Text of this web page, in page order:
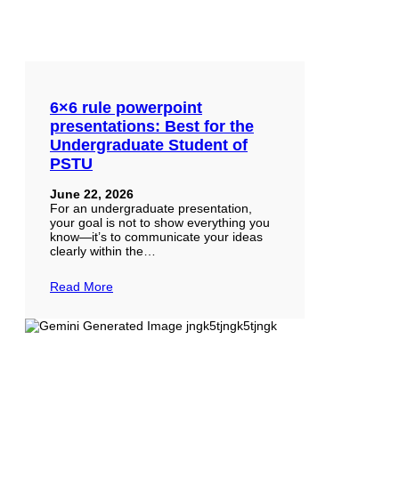
6×6 rule powerpoint
presentations: Best for the
Undergraduate Student of
PSTU
June 22, 2026
For an undergraduate presentation,
your goal is not to show everything you
know—it’s to communicate your ideas
clearly within the…
Read More